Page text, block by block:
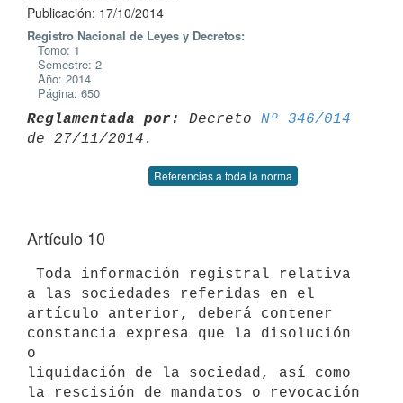
Publicación: 17/10/2014
Registro Nacional de Leyes y Decretos:
Tomo: 1
Semestre: 2
Año: 2014
Página: 650
Reglamentada por: Decreto Nº 346/014
Referencias a toda la norma
Artículo 10
a las sociedades referidas en el
artículo anterior, deberá contener
constancia expresa que la disolución
o
liquidación de la sociedad, así como
la rescisión de mandatos o revocación